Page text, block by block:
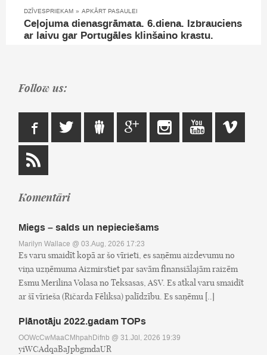
DZĪVESPRIEKAM » APKĀRT PASAULEI
Ceļojuma dienasgrāmata. 6.diena. Izbrauciens
ar laivu gar Portugāles klinšaino krastu.
Follow us:
Komentāri
Miegs – salds un nepieciešams
Marilyn Wallace @ 03.Aug, 2026 17:23
Es varu smaidīt kopā ar šo vīrieti, es saņēmu aizdevumu no
viņa uzņēmuma Aizmirstiet par savām finansiālajām raizēm
Esmu Merilina Volasa no Teksasas, ASV. Es atkal varu smaidīt
ar šī vīrieša (Ričarda Fēliksa) palīdzību. Es saņēmu [..]
Plānotāju 2022.gadam TOPs
OOWcCwMaaCMhpahDifnb @ 31.Jūl, 2026 19:39
yiWCAdqaBaJpbgmdaUR